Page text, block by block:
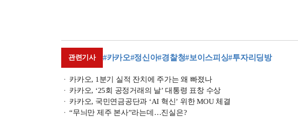
관련기사 #카카오#정신아#경찰청#보이스피싱#투자리딩방
카카오, 1분기 실적 잔치에 주가는 왜 빠졌나
카카오, ‘25회 공정거래의 날’ 대통령 표창 수상
카카오, 국민연금공단과 ‘AI 혁신’ 위한 MOU 체결
“무늬만 제주 본사”라는데…진실은?